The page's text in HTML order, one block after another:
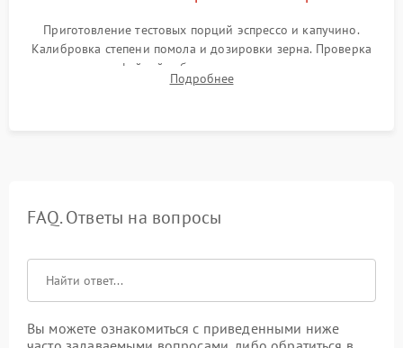
Приготовление тестовых порций эспрессо и капучино.
Калибровка степени помола и дозировки зерна. Проверка
плотности кофейной таблетки, температуры напитка и
качества молочной пены. Контроль отсутствия посторонних
Подробнее
FAQ. Ответы на вопросы
Вы можете ознакомиться с приведенными ниже